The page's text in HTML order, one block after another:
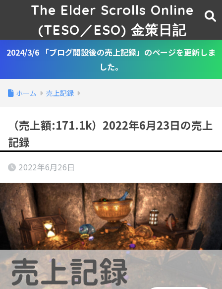
The Elder Scrolls Online
(TESO／ESO) 金策日記
2024/3/6 「ブログ開設後の売上記録」のページを更新しま
した。
ホーム 売上記録
（売上額:171.1k）2022年6月23日の売上
記録
2022年6月26日